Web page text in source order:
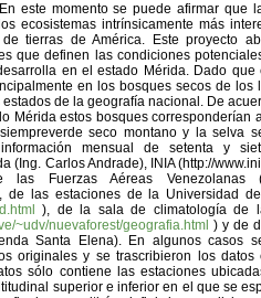
este momento se puede afirmar que
ecosistemas intrínsicamente más
tierras de América. Este proyecto
que definen las condiciones
en el estado Mérida. Dado que
en los bosques secos de los
de la geografía nacional. De
Mérida estos bosques corresponderían
seco montano y la selva
mensual de setenta y
(Ing. Carlos Andrade), INIA (http://
las Fuerzas Aéreas Venezolanas
de las estaciones de la Universidad
), de la sala de climatología de
~udv/nuevaforest/geografia.html) y de
Santa Elena). En algunos casos
originales y se trascribieron los datos
sólo contiene las estaciones
superior e inferior en el que se